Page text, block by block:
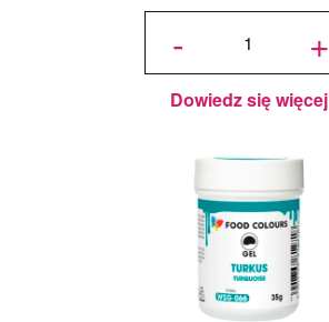
-
ilość
FRACTAL
30 g -
turkusowy +
Dowiedz się więcej